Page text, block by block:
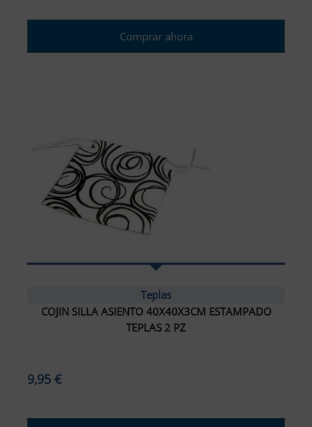
Comprar ahora
Teplas
COJIN SILLA ASIENTO 40X40X3CM ESTAMPADO
TEPLAS 2 PZ
9,95 €